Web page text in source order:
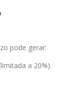
pode gerar:
a 20%).